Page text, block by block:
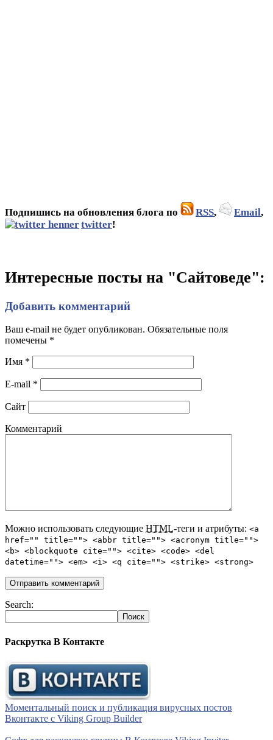
Подпишись на обновления блога по RSS, Email,
twitter!
Интересные посты на "Сайтоведе":
Добавить комментарий
Ваш e-mail не будет опубликован. Обязательные поля
помечены *
Имя *
E-mail *
Сайт
Комментарий
Можно использовать следующие HTML-теги и атрибуты: <a
href="" title=""> <abbr title=""> <acronym title="">
<b> <blockquote cite=""> <cite> <code> <del
datetime=""> <em> <i> <q cite=""> <strike> <strong>
Search:
Раскрутка В Контакте
Моментальный поиск и публикация вирусных постов
Вконтакте с Viking Group Builder